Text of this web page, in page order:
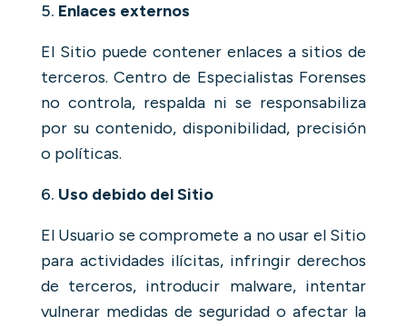
Enlaces externos
El Sitio puede contener enlaces a sitios de
terceros. Centro de Especialistas Forenses
no controla, respalda ni se responsabiliza
por su contenido, disponibilidad, precisión
o políticas.
Uso debido del Sitio
El Usuario se compromete a no usar el Sitio
para actividades ilícitas, infringir derechos
de terceros, introducir malware, intentar
vulnerar medidas de seguridad o afectar la